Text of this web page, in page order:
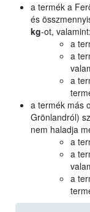
a termék a
és
kg-ot, valamint:
a
a
a
a termék más
Grönlandról)
nem haladja
a
a
a